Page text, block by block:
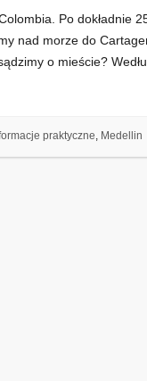
Po dokładnie
nad morze do
o mieście?
praktyczne, Medellin